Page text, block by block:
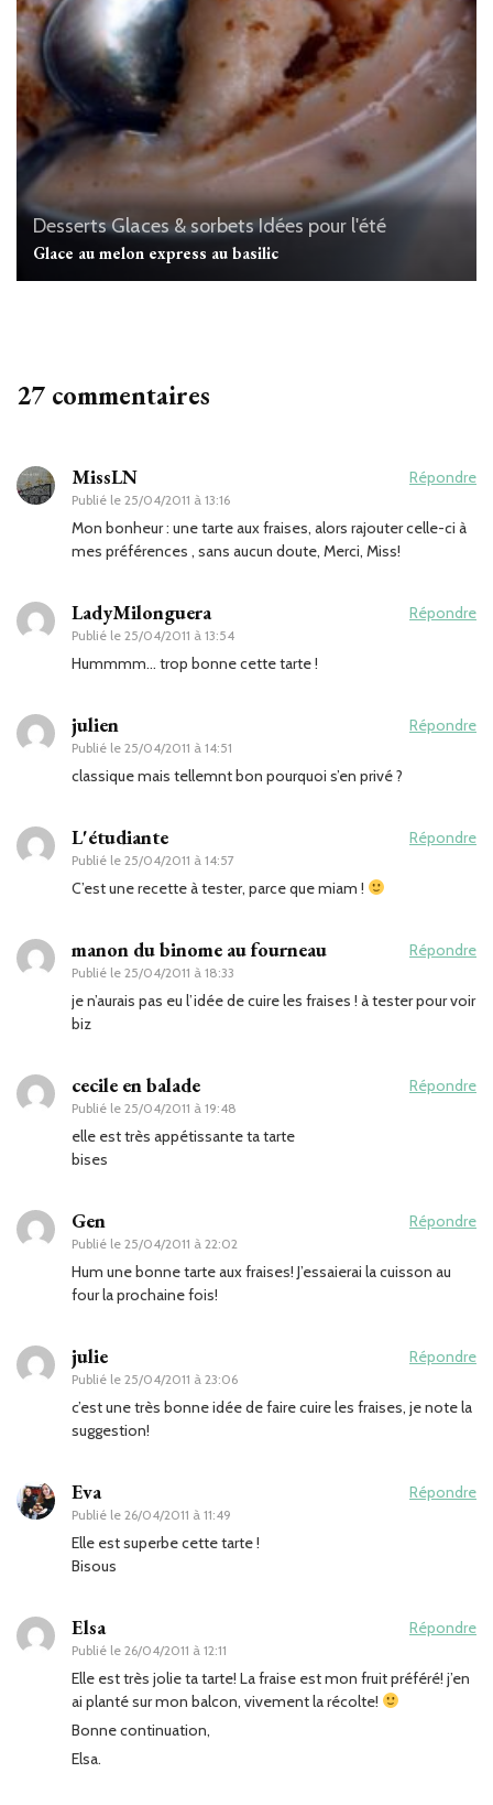
DessertsGlaces & sorbetsIdées pour l'été
Glace au melon express au basilic
27 commentaires
MissLN
Publié le 25/04/2011 à 13:16
Répondre
Mon bonheur : une tarte aux fraises, alors rajouter celle-ci à
mes préférences , sans aucun doute, Merci, Miss!
LadyMilonguera
Publié le 25/04/2011 à 13:54
Répondre
Hummmm… trop bonne cette tarte !
julien
Publié le 25/04/2011 à 14:51
Répondre
classique mais tellemnt bon pourquoi s’en privé ?
L'étudiante
Publié le 25/04/2011 à 14:57
Répondre
C’est une recette à tester, parce que miam !
manon du binome au fourneau
Publié le 25/04/2011 à 18:33
Répondre
je n’aurais pas eu l’idée de cuire les fraises ! à tester pour voir
biz
cecile en balade
Publié le 25/04/2011 à 19:48
Répondre
elle est très appétissante ta tarte
bises
Gen
Publié le 25/04/2011 à 22:02
Répondre
Hum une bonne tarte aux fraises! J’essaierai la cuisson au
four la prochaine fois!
julie
Publié le 25/04/2011 à 23:06
Répondre
c’est une très bonne idée de faire cuire les fraises, je note la
suggestion!
Eva
Publié le 26/04/2011 à 11:49
Répondre
Elle est superbe cette tarte !
Bisous
Elsa
Publié le 26/04/2011 à 12:11
Répondre
Elle est très jolie ta tarte! La fraise est mon fruit préféré! j’en
ai planté sur mon balcon, vivement la récolte!
Bonne continuation,
Elsa.